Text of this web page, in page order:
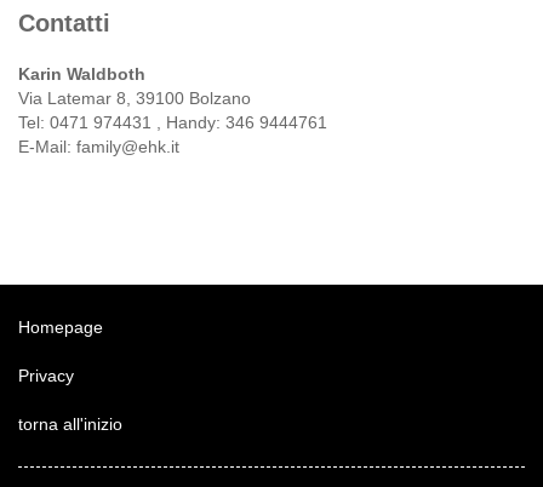
Contatti
Karin Waldboth
Via Latemar 8, 39100 Bolzano
Tel: 0471 974431 , Handy: 346 9444761
E-Mail: family@ehk.it
Homepage
Privacy
torna all'inizio